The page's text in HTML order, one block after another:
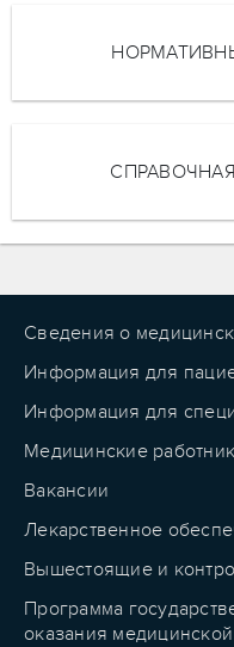
Сведения о
Информация для
Информация для
Медицинские
Вакансии
Лекарственное
Вышестоящие и
Программа
оказания